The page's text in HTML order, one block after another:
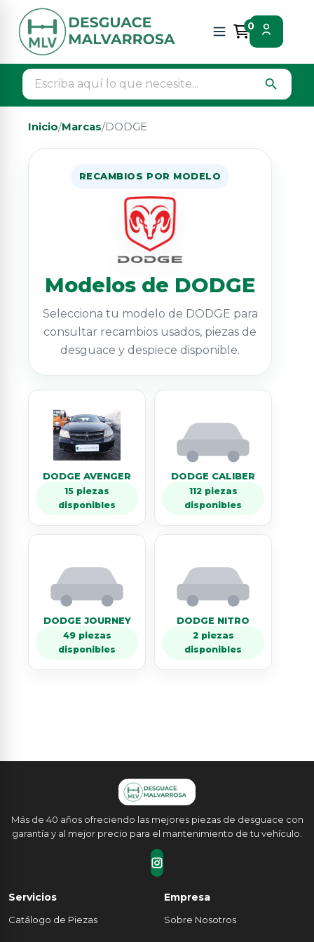
0
search
Inicio/Marcas/DODGE
RECAMBIOS POR MODELO
Modelos de DODGE
Selecciona tu modelo de DODGE para
consultar recambios usados, piezas de
desguace y despiece disponible.
DODGE AVENGER
15 piezas
disponibles
DODGE CALIBER
112 piezas
disponibles
DODGE JOURNEY
49 piezas
disponibles
DODGE NITRO
2 piezas
disponibles
Más de 40 años ofreciendo las mejores piezas de desguace con
garantía y al mejor precio para el mantenimiento de tu vehículo.
Servicios
Catálogo de Piezas
Empresa
Sobre Nosotros